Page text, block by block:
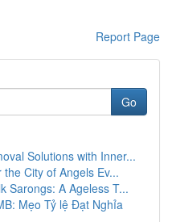
Report Page
Go
Solutions with Inner...
City of Angels Ev...
Sarongs: A Ageless T...
Mẹo Tỷ lệ Đạt Nghỉa